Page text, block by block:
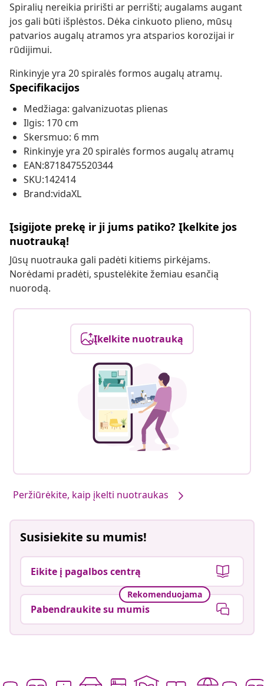
Spiralių nereikia pririšti ar perrišti; augalams augant
jos gali būti išplėstos. Dėka cinkuoto plieno, mūsų
patvarios augalų atramos yra atsparios korozijai ir
rūdijimui.
Rinkinyje yra 20 spiralės formos augalų atramų.
Specifikacijos
Medžiaga: galvanizuotas plienas
Ilgis: 170 cm
Skersmuo: 6 mm
Rinkinyje yra 20 spiralės formos augalų atramų
EAN:8718475520344
SKU:142414
Brand:vidaXL
Įsigijote prekę ir ji jums patiko? Įkelkite jos
nuotrauką!
Jūsų nuotrauka gali padėti kitiems pirkėjams.
Norėdami pradėti, spustelėkite žemiau esančią
nuorodą.
Įkelkite nuotrauką
Peržiūrėkite, kaip įkelti nuotraukas
Susisiekite su mumis!
Eikite į pagalbos centrą
Rekomenduojama
Pabendraukite su mumis